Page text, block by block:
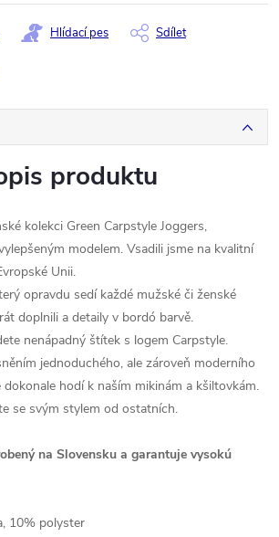
Hlídací pes Sdílet
produktu
kolekci Green Carpstyle Joggers,
modelem. Vsadili jsme na kvalitní
Unii.
opravdu sedí každé mužské či ženské
doplnili a detaily v bordó barvě.
nenápadný štítek s logem Carpstyle.
jednoduchého, ale zároveň moderního
dokonale hodí k naším mikinám a kšiltovkám.
se svým stylem od ostatních.
na Slovensku a garantuje vysokú
10% polyster